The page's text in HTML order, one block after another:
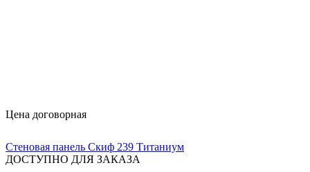
Цена договорная
Стеновая панель Скиф 239 Титаниум
ДОСТУПНО ДЛЯ ЗАКАЗА